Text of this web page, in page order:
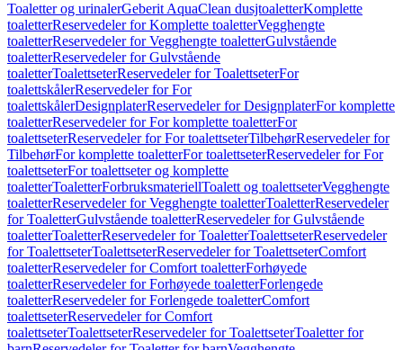
Toaletter og urinalerGeberit AquaClean dusjtoaletterKomplette
toaletterReservedeler for Komplette toaletterVegghengte
toaletterReservedeler for Vegghengte toaletterGulvstående
toaletterReservedeler for Gulvstående
toaletterToalettseterReservedeler for ToalettseterFor
toalettskålerReservedeler for For
toalettskålerDesignplaterReservedeler for DesignplaterFor komplette
toaletterReservedeler for For komplette toaletterFor
toalettseterReservedeler for For toalettseterTilbehørReservedeler for
TilbehørFor komplette toaletterFor toalettseterReservedeler for For
toalettseterFor toalettseter og komplette
toaletterToaletterForbruksmateriellToalett og toalettseterVegghengte
toaletterReservedeler for Vegghengte toaletterToaletterReservedeler
for ToaletterGulvstående toaletterReservedeler for Gulvstående
toaletterToaletterReservedeler for ToaletterToalettseterReservedeler
for ToalettseterToalettseterReservedeler for ToalettseterComfort
toaletterReservedeler for Comfort toaletterForhøyede
toaletterReservedeler for Forhøyede toaletterForlengede
toaletterReservedeler for Forlengede toaletterComfort
toalettseterReservedeler for Comfort
toalettseterToalettseterReservedeler for ToalettseterToaletter for